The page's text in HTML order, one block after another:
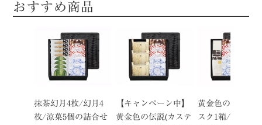
おすすめ商品
抹茶幻月4枚/幻月4
枚/涼菓5個の詰合せ
【キャンペーン中】
黄金色の伝説(カステ
黄金色のカステ
スク1箱/涼菓5